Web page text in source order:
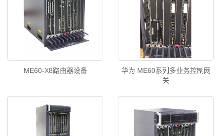
ME60-X8路由器设备
华为 ME60系列多业务控制网
关